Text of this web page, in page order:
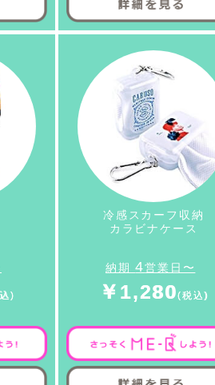
冷感スカーフ収納
カラビナケース
納期4営業日〜
￥1,280